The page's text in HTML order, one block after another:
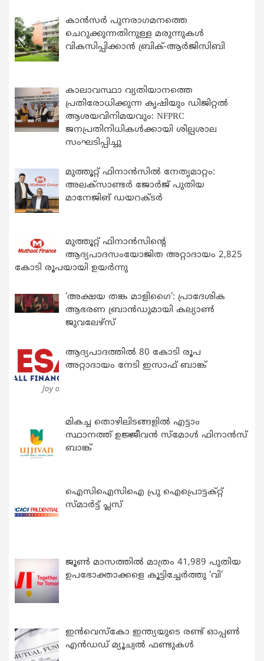
കാന്‍സര്‍ പുനരാഗമനത്തെ
ചെറുക്കുന്നതിനുള്ള മരുന്നുകള്‍
വികസിപ്പിക്കാന്‍ ബ്രിക്-ആര്‍ജിസിബി
കാലാവസ്ഥാ വ്യതിയാനത്തെ
പ്രതിരോധിക്കുന്ന കൃഷിയും ഡിജിറ്റൽ
ആശയവിനിമയവും: NFPRC
ജനപ്രതിനിധികൾക്കായി ശില്പശാല
സംഘടിപ്പിച്ചു
മുത്തൂറ്റ് ഫിനാൻസിൽ നേതൃമാറ്റം:
അലക്സാണ്ടർ ജോർജ് പുതിയ
മാനേജിങ് ഡയറക്ടർ
മുത്തൂറ്റ് ഫിനാൻസിന്റെ
ആദ്യപാദസംയോജിത അറ്റാദായം 2,825
കോടി രൂപയായി ഉയർന്നു
‘അക്ഷയ തങ്ക മാളിഗൈ’: പ്രാദേശിക
ആഭരണ ബ്രാന്‍ഡുമായി കല്യാണ്‍
ജുവലേഴ്‌സ്
ആദ്യപാദത്തിൽ 80 കോടി രൂപ
അറ്റാദായം നേടി ഇസാഫ് ബാങ്ക്
മികച്ച തൊഴിലിടങ്ങളിൽ എട്ടാം
സ്ഥാനത്ത് ഉജ്ജീവൻ സ്മോൾ ഫിനാൻസ്
ബാങ്ക്
ഐസിഐസിഐ പ്രു ഐപ്രൊട്ടക്റ്റ്
സ്മാർട്ട് പ്ലസ്
ജൂൺ മാസത്തിൽ മാത്രം 41,989 പുതിയ
ഉപഭോക്താക്കളെ കൂട്ടിച്ചേർത്തു ‘വി’
ഇന്‍വെസ്കോ ഇന്ത്യയുടെ രണ്ട് ഓപ്പണ്‍
എന്‍ഡഡ് മ്യൂച്വല്‍ ഫണ്ടുകള്‍